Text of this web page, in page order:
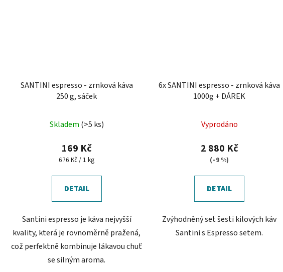
SANTINI espresso - zrnková káva
250 g, sáček
hodnocení
produktu
je
z
Skladem (>5 ks)
169 Kč
Měrná
676 Kč / 1 kg
DETAIL
Santini espresso je káva nejvyšší
kvality, která je rovnoměrně pražená,
což perfektně kombinuje lákavou chuť
se silným aroma.
6x SANTINI espresso - zrnková káva
1000g + DÁREK
hodnocení
produktu
je
z
Vyprodáno
2 880 Kč
(–9 %)
DETAIL
Zvýhodněný set šesti kilových káv
Santini s Espresso setem.